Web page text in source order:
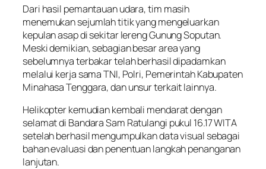
Dari hasil pemantauan udara, tim masih
menemukan sejumlah titik yang mengeluarkan
kepulan asap di sekitar lereng Gunung Soputan.
Meski demikian, sebagian besar area yang
sebelumnya terbakar telah berhasil dipadamkan
melalui kerja sama TNI, Polri, Pemerintah Kabupaten
Minahasa Tenggara, dan unsur terkait lainnya.
Helikopter kemudian kembali mendarat dengan
selamat di Bandara Sam Ratulangi pukul 16.17 WITA
setelah berhasil mengumpulkan data visual sebagai
bahan evaluasi dan penentuan langkah penanganan
lanjutan.